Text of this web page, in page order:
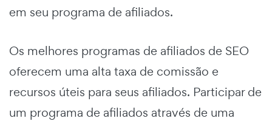
em seu programa de afiliados.
Os melhores programas de afiliados de SEO
oferecem uma alta taxa de comissão e
recursos úteis para seus afiliados. Participar de
um programa de afiliados através de uma